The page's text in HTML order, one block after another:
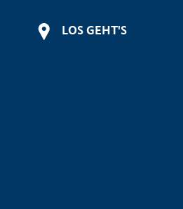
LOS GEHT'S